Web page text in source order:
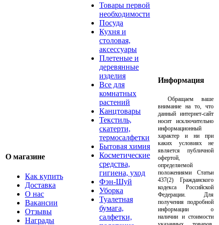
О магазине
Как купить
Доставка
О нас
Вакансии
Отзывы
Награды
Товары первой
необходимости
Посуда
Кухня и
столовая,
аксессуары
Плетеные и
деревянные
изделия
Все для
комнатных
растений
Канцтовары
Текстиль,
скатерти,
термосалфетки
Бытовая химия
Косметические
средства,
гигиена, уход
Фэн-Шуй
Уборка
Туалетная
бумага,
салфетки,
Информация
Обращаем ваше
внимание на то, что
данный интернет-сайт
носит исключительно
информационный
характер и ни при
каких условиях не
является публичной
офертой,
определяемой
положениями Статьи
437(2) Гражданского
кодекса Российской
Федерации. Для
получения подробной
информации о
наличии и стоимости